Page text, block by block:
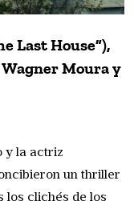
Last House”),
Moura y
y la actriz
un thriller
los clichés de los